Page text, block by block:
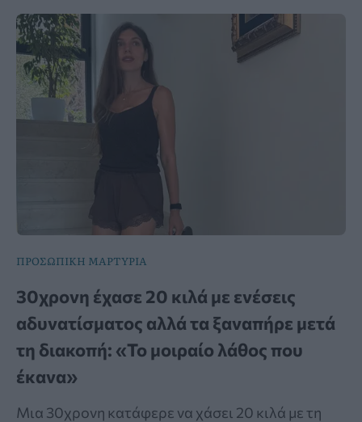
ΠΡΟΣΩΠΙΚΗ ΜΑΡΤΥΡΙΑ
30χρονη έχασε 20 κιλά με ενέσεις
αδυνατίσματος αλλά τα ξαναπήρε μετά
τη διακοπή: «Το μοιραίο λάθος που
έκανα»
Μια 30χρονη κατάφερε να χάσει 20 κιλά με τη